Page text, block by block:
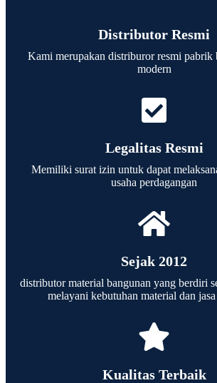
Distributor Resmi
Kami merupakan distriburor resmi pabrik
modern
Legalitas Resmi
Memiliki surat izin untuk dapat
usaha perdagangan
Sejak 2012
distributor material bangunan yang berdiri
melayani kebutuhan material dan
Kualitas Terbaik